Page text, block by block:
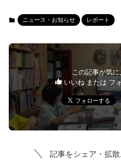
ニュース・お知らせ レポート
この記事が気
いいね または フ
記事をシェア・拡